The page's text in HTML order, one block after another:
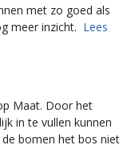
met zo goed als
meer inzicht. Lees
Maat. Door het
in te vullen kunnen
bomen het bos niet